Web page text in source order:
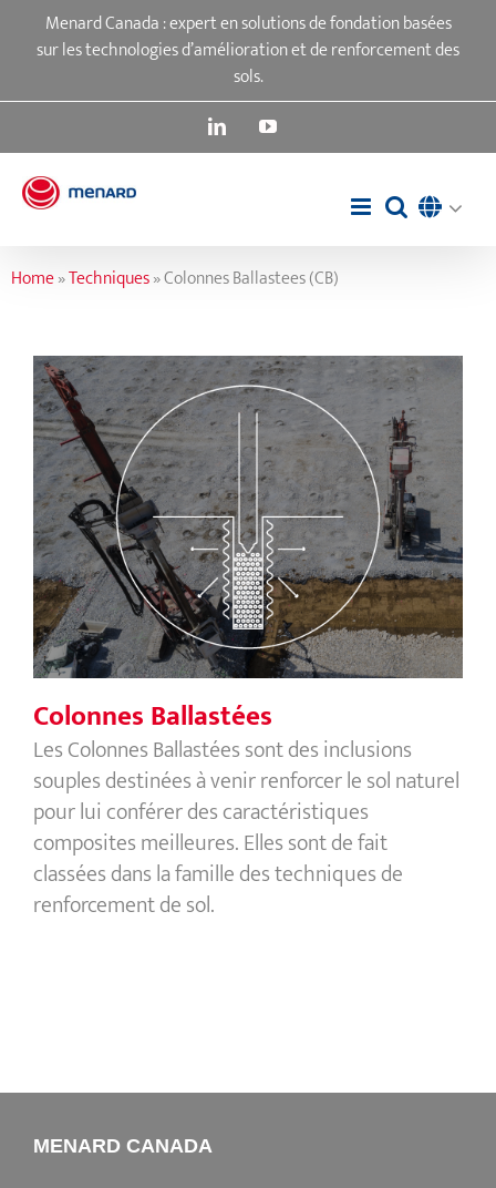
PasserMenard Canada : expert en solutions de fondation basées
sur les technologies d’amélioration et de renforcement des
sols.
LinkedInYouTube
Home»Techniques»Colonnes Ballastees (CB)
Colonnes Ballastées
Colonnes Ballastées
Les Colonnes Ballastées sont des inclusions
souples destinées à venir renforcer le sol naturel
pour lui conférer des caractéristiques
composites meilleures. Elles sont de fait
classées dans la famille des techniques de
renforcement de sol.
MENARD CANADA